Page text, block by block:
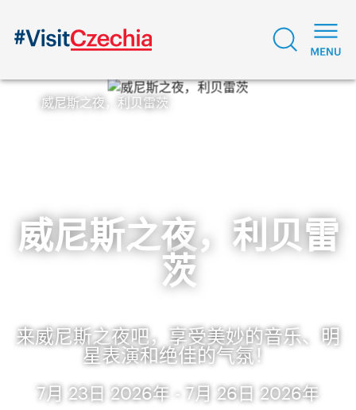
威尼斯之夜，利贝雷茨
威尼斯之夜，利贝雷
茨
来威尼斯之夜吧，享受美妙的音乐、明
星表演和绝佳的气氛！
7月 23日 2026年 - 7月 26日 2026年